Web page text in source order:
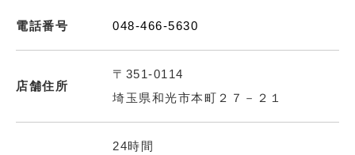
電話番号 048-466-5630
店舗住所
〒351-0114
埼玉県和光市本町２７－２１
24時間